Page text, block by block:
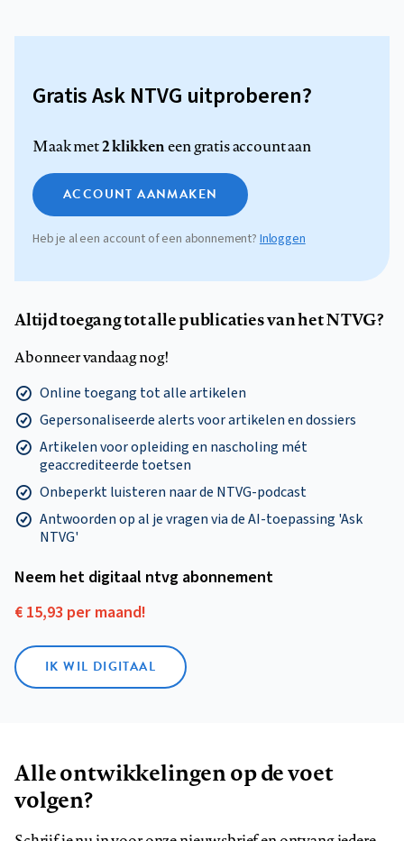
Gratis Ask NTVG uitproberen?
Maak met2 klikkeneen gratis account aan
ACCOUNT AANMAKEN
Heb je al een account of een abonnement?Inloggen
Altijd toegang tot alle publicaties van het NTVG?
Abonneer vandaag nog!
Online toegang tot alle artikelen
Gepersonaliseerde alerts voor artikelen en dossiers
Artikelen voor opleiding en nascholing mét
geaccrediteerde toetsen
Onbeperkt luisteren naar de NTVG-podcast
Antwoorden op al je vragen via de AI-toepassing 'Ask
NTVG'
Neem het digitaal ntvg abonnement
€ 15,93 per maand!
IK WIL DIGITAAL
Alle ontwikkelingen op de voet
volgen?